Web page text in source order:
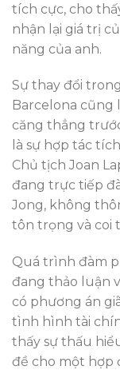
tích cực, cho
nhận lại giá trị
năng của anh.
Sự thay đổi
Barcelona cũng
căng thẳng
là sự hợp tác
Chủ tịch Joan
đang trực tiếp
Jong, không
tôn trọng và coi
Quá trình đàm
đang thảo luận
có phương án
tình hình tài
thấy sự thấu
đề cho một hợp